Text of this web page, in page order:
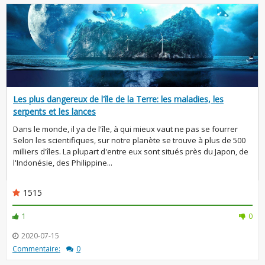
Les plus dangereux de l'île de la Terre: les maladies, les
serpents et les lances
Dans le monde, il ya de l'île, à qui mieux vaut ne pas se fourrer
Selon les scientifiques, sur notre planète se trouve à plus de 500
milliers d'îles. La plupart d'entre eux sont situés près du Japon, de
l'Indonésie, des Philippine...
1515
1
0
2020-07-15
Commentaire:
0